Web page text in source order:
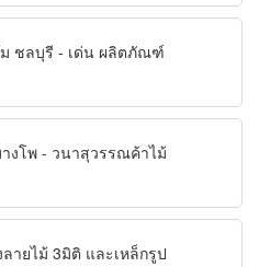
ม ชลบุรี - เด่น ผลิตภัณฑ์
งโพ - วนาสุวรรณค้าไม้
ายไม้ 3มิติ และเหล็กรูป